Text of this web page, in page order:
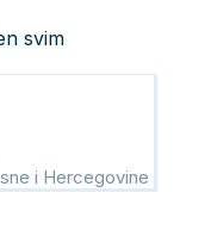
svim
i Hercegovine